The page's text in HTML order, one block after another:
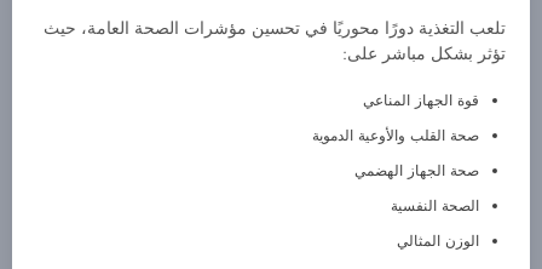
تلعب التغذية دورًا محوريًا في تحسين مؤشرات الصحة العامة، حيث
تؤثر بشكل مباشر على:
قوة الجهاز المناعي
صحة القلب والأوعية الدموية
صحة الجهاز الهضمي
الصحة النفسية
الوزن المثالي